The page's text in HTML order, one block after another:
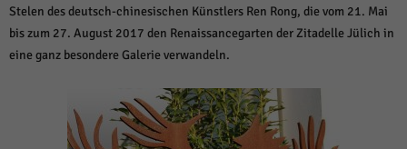
Stelen des deutsch-chinesischen Künstlers Ren Rong, die vom 21. Mai
bis zum 27. August 2017 den Renaissancegarten der Zitadelle Jülich in
eine ganz besondere Galerie verwandeln.
auswählen.
Alle akzeptieren Speichern und weiter
Zurück
Datenschutzeinstellungen
Essenziell (1)